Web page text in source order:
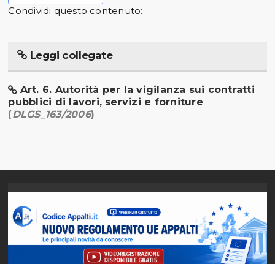
Condividi questo contenuto:
Leggi collegate
Art. 6. Autorità per la vigilanza sui contratti
pubblici di lavori, servizi e forniture
(DLGS_163/2006)